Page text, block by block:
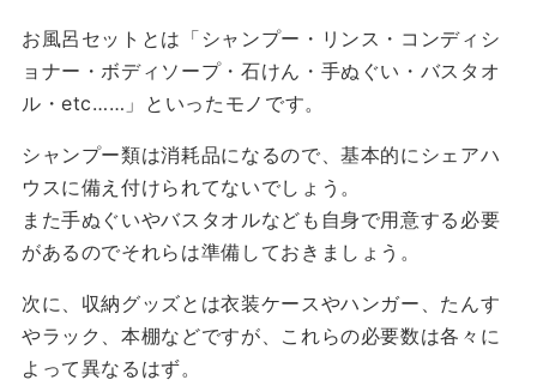
お風呂セットとは「シャンプー・リンス・コンディシ
ョナー・ボディソープ・石けん・手ぬぐい・バスタオ
ル・etc……」といったモノです。
シャンプー類は消耗品になるので、基本的にシェアハ
ウスに備え付けられてないでしょう。
また手ぬぐいやバスタオルなども自身で用意する必要
があるのでそれらは準備しておきましょう。
次に、収納グッズとは衣装ケースやハンガー、たんす
やラック、本棚などですが、これらの必要数は各々に
よって異なるはず。